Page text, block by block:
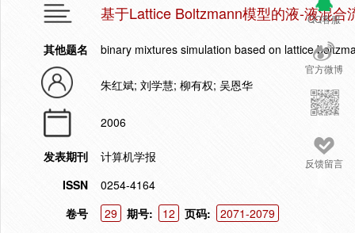
QQ客服
官方微博
反馈留言
基于Lattice Boltzmann模型的液-液混合
其他题名 binary mixtures simulation based on lattice
朱红斌; 刘学慧; 柳有权; 吴恩华
2006
发表期刊
计算机学报
ISSN
0254-4164
卷号
29 期号: 12 页码:
2071-2079